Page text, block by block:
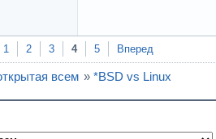
1 2 3 4 5 Вперед
всем » *BSD vs Linux